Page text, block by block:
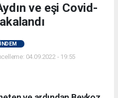
ve eşi Covid-
04.09.2022 - 19:55